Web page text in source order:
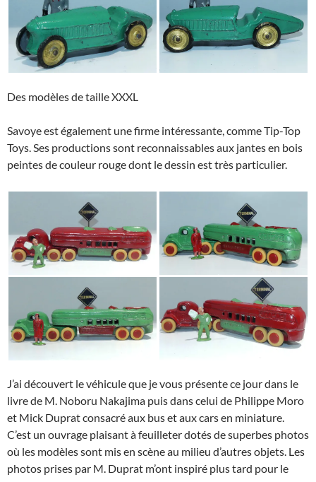
Des modèles de taille XXXL
Savoye est également une firme intéressante, comme Tip-Top
Toys. Ses productions sont reconnaissables aux jantes en bois
peintes de couleur rouge dont le dessin est très particulier.
J’ai découvert le véhicule que je vous présente ce jour dans le
livre de M. Noboru Nakajima puis dans celui de Philippe Moro
et Mick Duprat consacré aux bus et aux cars en miniature.
C’est un ouvrage plaisant à feuilleter dotés de superbes photos
où les modèles sont mis en scène au milieu d’autres objets. Les
photos prises par M. Duprat m’ont inspiré plus tard pour le